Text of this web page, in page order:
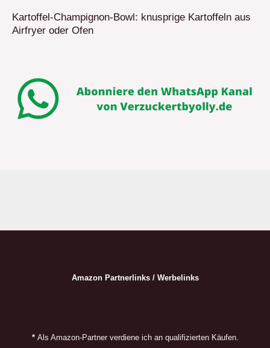
Kartoffel-Champignon-Bowl: knusprige Kartoffeln aus
Airfryer oder Ofen
Amazon Partnerlinks / Werbelinks
*Als Amazon-Partner verdiene ich an qualifizierten Käufen.